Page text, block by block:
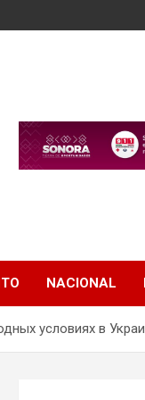
NACIONAL
условиях в